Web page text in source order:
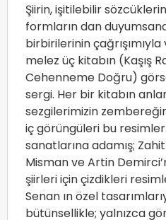
Şiirin, işitilebilir
formların dan
birbirilerinin
melez üç kitabın (Kaşış
Cehenneme Doğru)
sergi. Her bir kitabın
sezgilerimizin
iç görüngüleri bu
sanatlarına adamış;
Misman ve Artin
şiirleri için çizdikleri
Senan ın özel
bütünsellikle; yalnızca